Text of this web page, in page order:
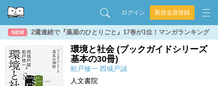
ログイン 新規会員登録
NEW 2週連続で『薬屋のひとりごと』17巻が1位！マンガランキング
環境と社会 (ブックガイドシリーズ
基本の30冊)
舩戸修一 西城戸誠
人文書院